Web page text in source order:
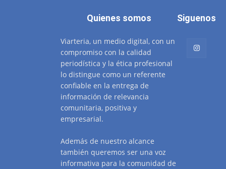
Quienes somos
Viarteria, un medio digital, con un
compromiso con la calidad
periodística y la ética profesional
lo distingue como un referente
confiable en la entrega de
información de relevancia
comunitaria, positiva y
empresarial.
Además de nuestro alcance
también queremos ser una voz
informativa para la comunidad de
Siguenos